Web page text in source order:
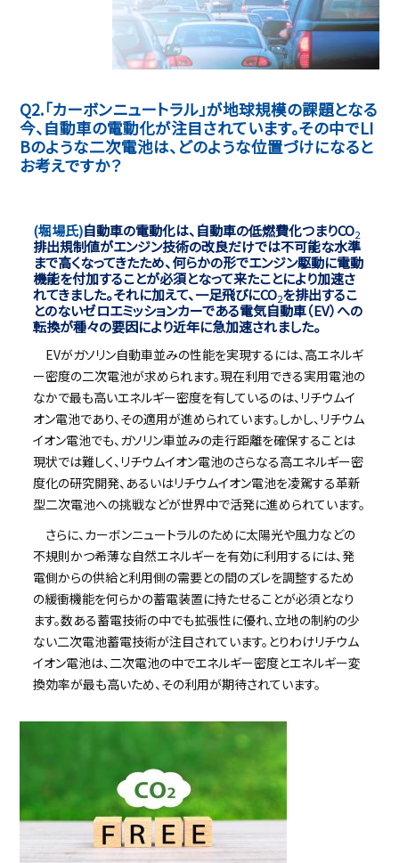
Q2.「カーボンニュートラル」が地球規模の課題となる
今、自動車の電動化が注目されています。その中でLI
Bのような二次電池は、どのような位置づけになると
お考えですか？
(堀場氏)自動車の電動化は、自動車の低燃費化つまりCO2
排出規制値がエンジン技術の改良だけでは不可能な水準
まで高くなってきたため、何らかの形でエンジン駆動に電動
機能を付加することが必須となって来たことにより加速さ
れてきました。それに加えて、一足飛びにCO2を排出するこ
とのないゼロエミッションカーである電気自動車（EV）への
転換が種々の要因により近年に急加速されました。
EVがガソリン自動車並みの性能を実現するには、高エネルギ
ー密度の二次電池が求められます。現在利用できる実用電池の
なかで最も高いエネルギー密度を有しているのは、リチウムイ
オン電池であり、その適用が進められています。しかし、リチウム
イオン電池でも、ガソリン車並みの走行距離を確保することは
現状では難しく、リチウムイオン電池のさらなる高エネルギー密
度化の研究開発、あるいはリチウムイオン電池を凌駕する革新
型二次電池への挑戦などが世界中で活発に進められています。
さらに、カーボンニュートラルのために太陽光や風力などの
不規則かつ希薄な自然エネルギーを有効に利用するには、発
電側からの供給と利用側の需要との間のズレを調整するため
の緩衝機能を何らかの蓄電装置に持たせることが必須となり
ます。数ある蓄電技術の中でも拡張性に優れ、立地の制約の少
ない二次電池蓄電技術が注目されています。とりわけリチウム
イオン電池は、二次電池の中でエネルギー密度とエネルギー変
換効率が最も高いため、その利用が期待されています。